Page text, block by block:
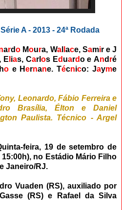
A - 2013 - 24ª Rodada
ardo Moura, Wal ace, Samir eJ
, E ias, Carl os Ed uardo e And ré
ho e Hernane. Técnico: Jayme
Leonardo, Fábio Ferreira e
Brasília, Élton e Daniel
Paulista. Técnico - Argel
feira, 19 de setembro de
15:00h), no Estádio Mário Filho
Janeiro/RJ.
Vuaden (RS), auxiliado por
(RS) e Rafael da Silva